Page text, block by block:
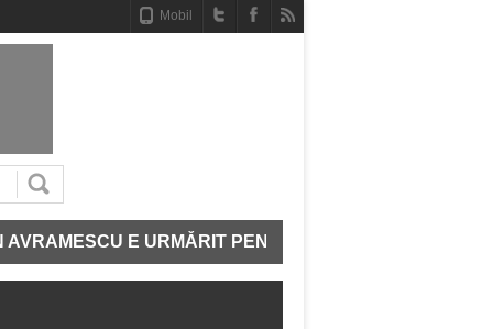
Mobil
E URMĂRIT PENAL. FOSTA PARTENERĂ I-A FĂCUT